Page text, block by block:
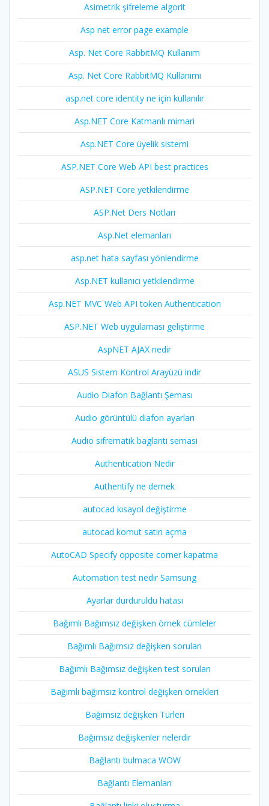
Asimetrik şifreleme algorit
Asp net error page example
Asp. Net Core RabbitMQ Kullanım
Asp. Net Core RabbitMQ Kullanımı
asp.net core identity ne için kullanılır
Asp.NET Core Katmanlı mimari
Asp.NET Core üyelik sistemi
ASP.NET Core Web API best practices
ASP.NET Core yetkilendirme
ASP.Net Ders Notları
Asp.Net elemanları
asp.net hata sayfası yönlendirme
Asp.NET kullanıcı yetkilendirme
Asp.NET MVC Web API token Authentication
ASP.NET Web uygulaması geliştirme
AspNET AJAX nedir
ASUS Sistem Kontrol Arayüzü indir
Audio Diafon Bağlantı Şeması
Audio görüntülü diafon ayarları
Audio sifrematik baglanti semasi
Authentication Nedir
Authentify ne demek
autocad kısayol değiştirme
autocad komut satırı açma
AutoCAD Specify opposite corner kapatma
Automation test nedir Samsung
Ayarlar durduruldu hatası
Bağımlı Bağımsız değişken örnek cümleler
Bağımlı Bağımsız değişken soruları
Bağımlı Bağımsız değişken test soruları
Bağımlı bağımsız kontrol değişken örnekleri
Bağımsız değişken Türleri
Bağımsız değişkenler nelerdir
Bağlantı bulmaca WOW
Bağlantı Elemanları